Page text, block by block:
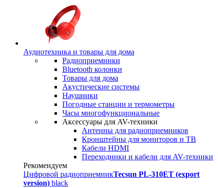
Аудиотехника и товары для дома
Радиоприемники
Bluetooth колонки
Товары для дома
Акустические системы
Наушники
Погодные станции и термометры
Часы многофункциональные
Аксессуары для AV-техники
Антенны для радиоприемников
Кронштейны для мониторов и ТВ
Кабели HDMI
Переходники и кабели для AV-техники
Рекомендуем
Цифровой радиоприемникTecsun PL-310ET (export
version) black